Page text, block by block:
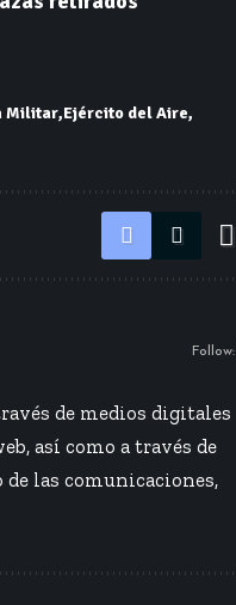
Militar Ejército del Aire
Follow:
de medios digitales
así como a través de
las comunicaciones,